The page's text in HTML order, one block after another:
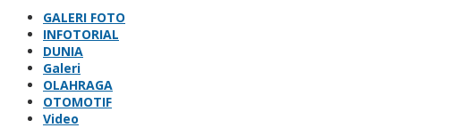
GALERI FOTO
INFOTORIAL
DUNIA
Galeri
OLAHRAGA
OTOMOTIF
Video